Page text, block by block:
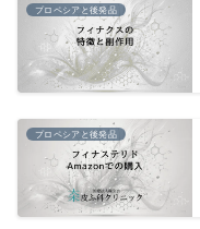
プロペシアと後発品
プロペシアと後発品